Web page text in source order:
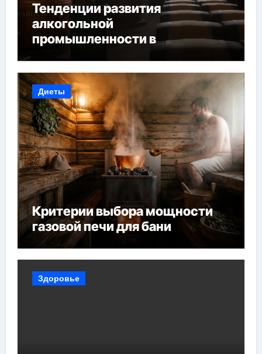
Тенденции развития
алкогольной
промышленности в
Диеты
Критерии выбора мощности
газовой печи для бани
Здоровье